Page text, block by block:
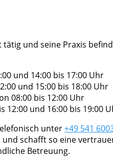
und seine Praxis
und 14:00 bis 17:00 Uhr
und 15:00 bis 18:00 Uhr
08:00 bis 12:00 Uhr
12:00 und 16:00 bis 19:00
unter+49 541
schafft so eine
Betreuung.